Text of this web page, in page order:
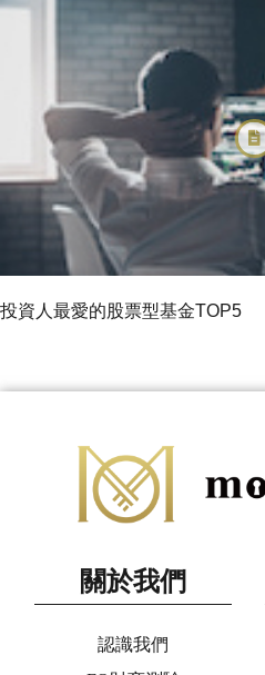
投資人最愛的股票型基金TOP5
關於我們
認識我們